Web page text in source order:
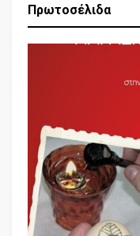
Πρωτοσέλιδα